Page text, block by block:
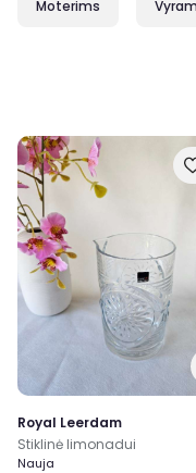
Moterims
Royal Leerdam
Stiklinė limonadui
Nauja